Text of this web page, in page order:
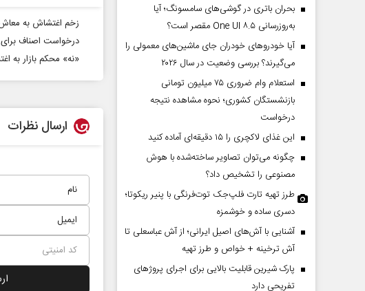
زخم اغتشاش به
درخواست اصناف برای
«نه» محکم بازار به
ارسال نظرات
بحران باتری در گوشی‌های سامسونگ؛ آیا
به‌روزرسانی One UI ۸.۵ مقصر است؟
آیا خودروهای خودران جای ماشین‌های معمولی را
می‌گیرند؟ بررسی وضعیت در سال ۲۰۲۶
استعلام وام ضروری ۷۵ میلیون تومانی
بازنشستگان کشوری؛ نحوه مشاهده نتیجه
درخواست
این غذای لاکچری را ۱۵ دقیقه‌ای آماده کنید
چگونه می‌توان تصاویر ساخته‌شده با هوش
مصنوعی را تشخیص داد؟
طرز تهیه تارت فلپ‌جک توت‌فرنگی با پنیر ریکوتا؛
دسری ساده و خوشمزه
آشنایی با آش‌های اصیل ایرانی؛ از آش عباسعلی تا
آش ترخینه + خواص و طرز تهیه
پارک شیرین قابلیت‌ بالایی برای اجرای پروژهای
تفریحی دارد